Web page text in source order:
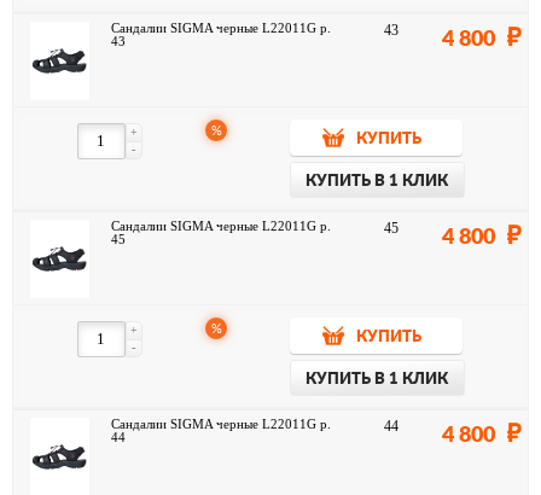
Сандалии SIGMA черные L22011G р.
43
43 4 800
-
+ %
КУПИТЬ
КУПИТЬ В 1 КЛИК
Сандалии SIGMA черные L22011G р.
45
45 4 800
-
+ %
КУПИТЬ
КУПИТЬ В 1 КЛИК
Сандалии SIGMA черные L22011G р.
44
44 4 800